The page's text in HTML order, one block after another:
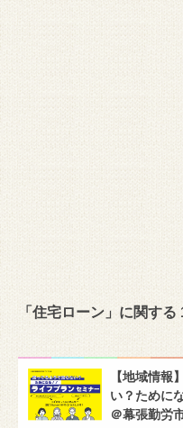
「住宅ローン」に関す
【地域情報
い？ために
＠幕張勤労